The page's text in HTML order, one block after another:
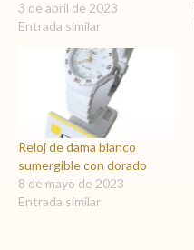
3 de abril de 2023
Entrada similar
Reloj de dama blanco
sumergible con dorado
8 de mayo de 2023
Entrada similar